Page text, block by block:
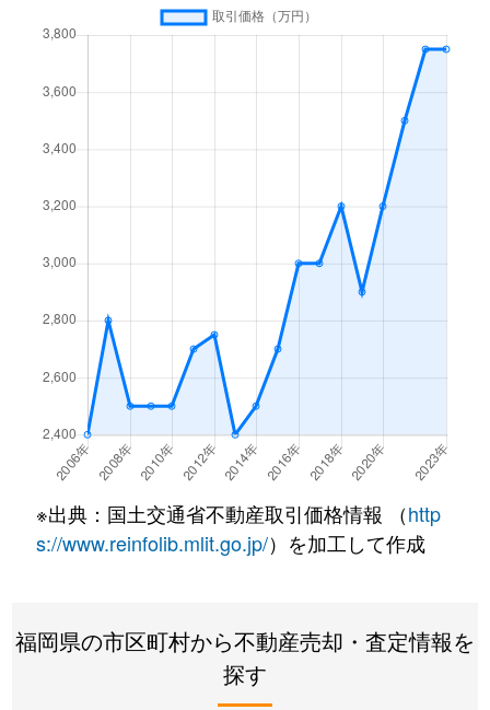
※出典：国土交通省不動産取引価格情報 （http
s://www.reinfolib.mlit.go.jp/）を加工して作成
福岡県の市区町村から不動産売却・査定情報を
探す